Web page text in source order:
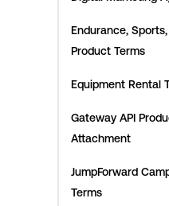
Endurance,
Product Terms
Equipment Rental
Gateway API
Attachment
JumpForward
Terms